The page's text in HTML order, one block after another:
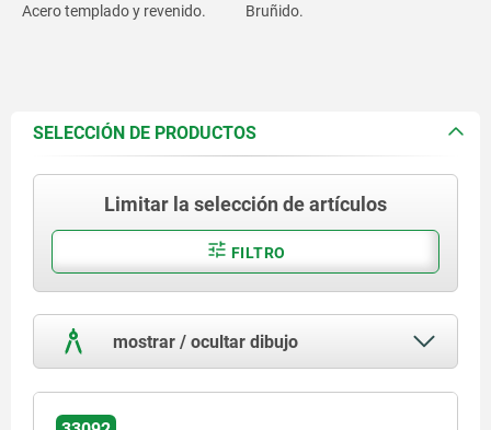
Acero templado y revenido. Bruñido.
SELECCIÓN DE PRODUCTOS
Limitar la selección de artículos
FILTRO
mostrar / ocultar dibujo